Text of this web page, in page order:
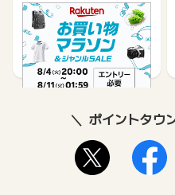
楽天市場
1%
ポイントタウ